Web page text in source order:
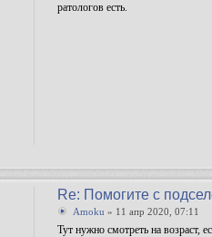
ратологов есть.
Re: Помогите с
Amoku » 11 апр 2020, 07:11
Тут нужно смотреть на возраст,